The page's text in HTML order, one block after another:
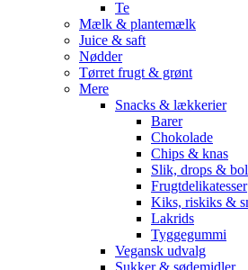
Te
Mælk & plantemælk
Juice & saft
Nødder
Tørret frugt & grønt
Mere
Snacks & lækkerier
Barer
Chokolade
Chips & knas
Slik, drops &
Frugtdelikatesser
Kiks, riskiks &
Lakrids
Tyggegummi
Vegansk udvalg